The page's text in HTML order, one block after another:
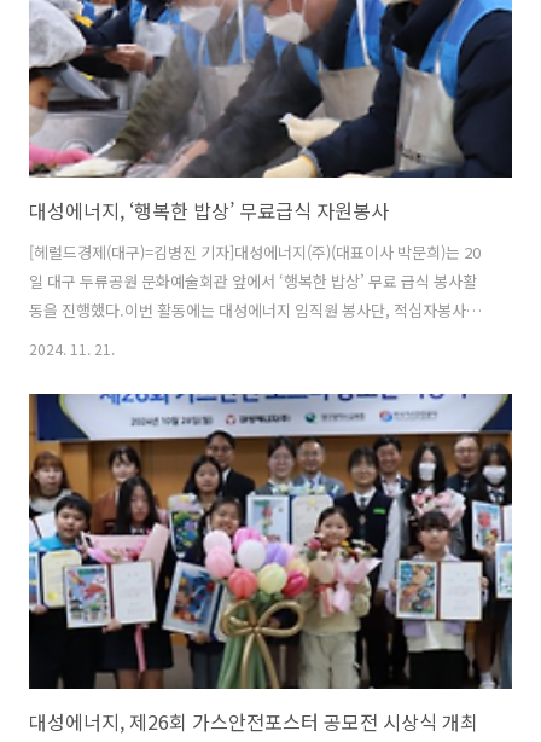
려운 지역 어르신들과..
대성에너지, ‘행복한 밥상’ 무료급식 자원봉사
[헤럴드경제(대구)=김병진 기자]대성에너지(주)(대표이사 박문희)는 20
일 대구 두류공원 문화예술회관 앞에서 ‘행복한 밥상’ 무료 급식 봉사활
동을 진행했다.이번 활동에는 대성에너지 임직원 봉사단, 적십자봉사회
서구지회 등 50여명이 참여해 지역의 어르신과 노약자 등 취약계층 800
대한적십자사 대구지사와 협약을 체결하고 매년 무료 급식, 명절 희망꾸
러미, 저소득 청소년 매칭그랜트 후원사업 등 다양한 후원과 봉사활동으
로 ESG경영을 실천하고 있다”고 말했다. 원문출처: 헤럴드경제(대구)
2024. 11. 21.
대성에너지, 제26회 가스안전포스터 공모전 시상식 개최